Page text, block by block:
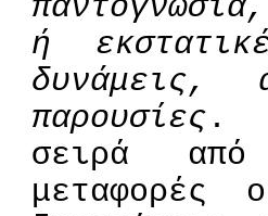
ή
δυνάμεις,
παρουσίες .
σειρά από
μεταφορές